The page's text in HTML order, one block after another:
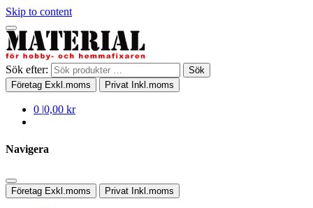
Skip to content
Sök efter:
Sök
Företag Exkl.moms Privat Inkl.moms
0 |0,00 kr
Navigera
Företag Exkl.moms Privat Inkl.moms